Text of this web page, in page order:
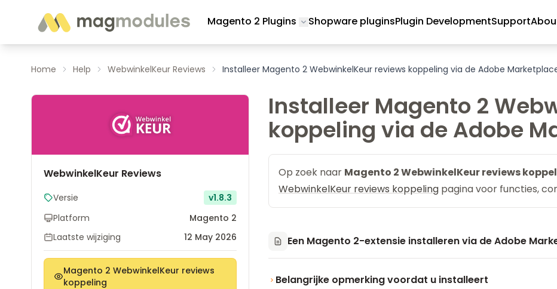
Magento 2 Plugins Toggle submenu for Magento 2 Plugins
Shopware pluginsPlugin DevelopmentSupport
Home Help WebwinkelKeur Reviews Installeer Magento 2 WebwinkelKeur reviews koppeling via de Adobe
WebwinkelKeur Reviews
Versie
v1.8.3
Platform
Magento 2
Laatste wijziging
12 May 2026
Magento 2 WebwinkelKeur reviews
koppeling
Installeer Magento 2
koppeling via de Adobe
Op zoek naar Magento 2 WebwinkelKeur reviews
WebwinkelKeur reviews koppeling pagina voor functies,
Een Magento 2-extensie installeren via de Adobe
Belangrijke opmerking voordat u installeert